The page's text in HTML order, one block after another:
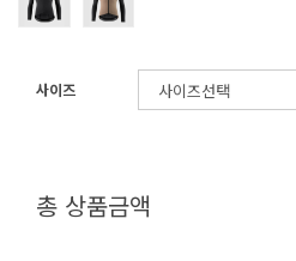
사이즈
총 상품금액